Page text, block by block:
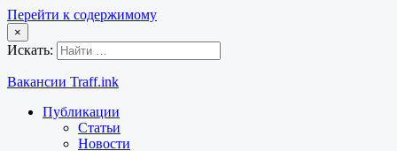
Перейти к содержимому
×
Искать:
Вакансии Traff.ink
Публикации
Статьи
Новости